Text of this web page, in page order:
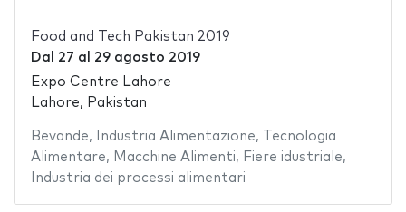
Food and Tech Pakistan 2019
Dal 27 al 29 agosto 2019
Expo Centre Lahore
Lahore, Pakistan
Bevande, Industria Alimentazione,
Tecnologia
Alimentare, Macchine Alimenti, Fiere idustriale,
Industria dei processi alimentari